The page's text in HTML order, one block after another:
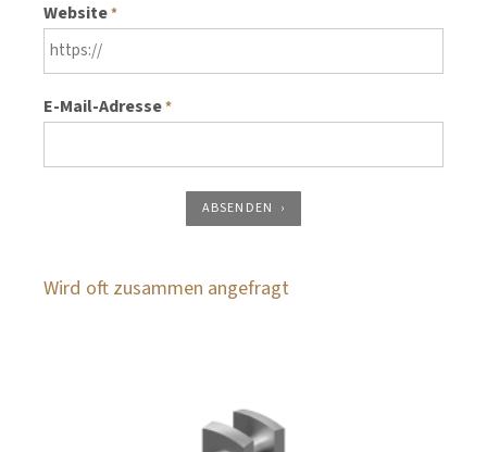
Website*
E-Mail-Adresse*
ABSENDEN
Wird oft zusammen angefragt